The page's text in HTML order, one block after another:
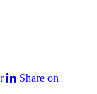
Share on